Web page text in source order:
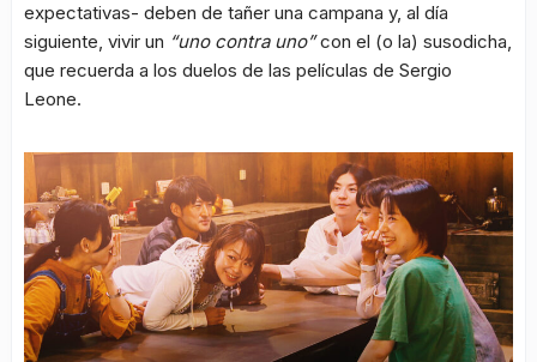
expectativas- deben de tañer una campana y, al día
siguiente, vivir un “uno contra uno”con el (o la) susodicha,
que recuerda a los duelos de las películas de Sergio
Leone.